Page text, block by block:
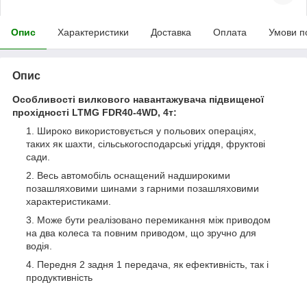
Опис Характеристики Доставка Оплата Умови
Опис
Особливості вилкового навантажувача підвищеної
прохідності LTMG FDR40-4WD, 4т:
Широко використовується у польових операціях,
таких як шахти, сільськогосподарські угіддя, фруктові
сади.
Весь автомобіль оснащений надширокими
позашляховими шинами з гарними позашляховими
характеристиками.
Може бути реалізовано перемикання між приводом
на два колеса та повним приводом, що зручно для
водія.
Передня 2 задня 1 передача, як ефективність, так і
продуктивність